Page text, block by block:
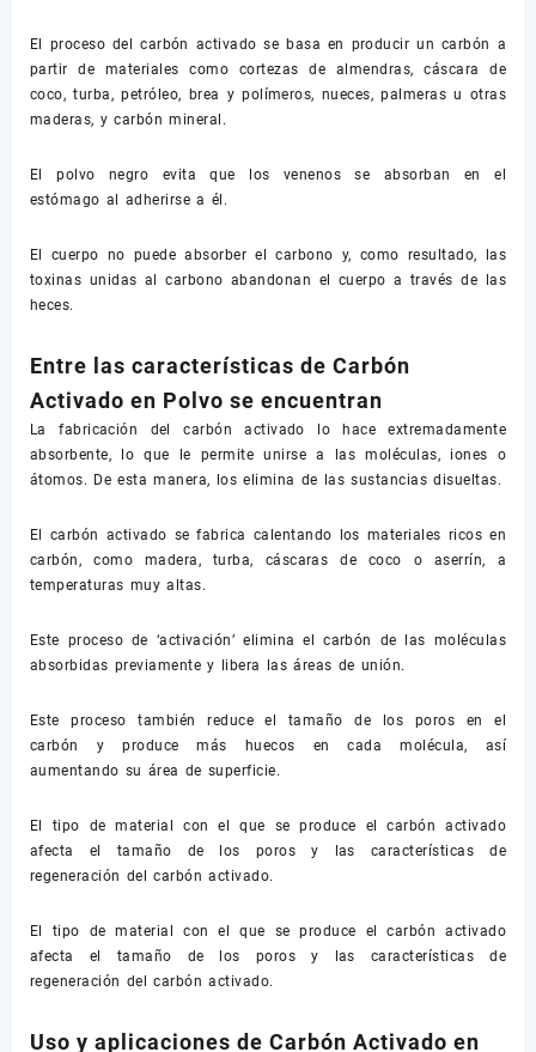
El proceso del carbón activado se basa en producir un carbón a
partir de materiales como cortezas de almendras, cáscara de
coco, turba, petróleo, brea y polímeros, nueces, palmeras u otras
maderas, y carbón mineral.
El polvo negro evita que los venenos se absorban en el
estómago al adherirse a él.
El cuerpo no puede absorber el carbono y, como resultado, las
toxinas unidas al carbono abandonan el cuerpo a través de las
heces.
Entre las características de Carbón
Activado en Polvo se encuentran
La fabricación del carbón activado lo hace extremadamente
absorbente, lo que le permite unirse a las moléculas, iones o
átomos. De esta manera, los elimina de las sustancias disueltas.
El carbón activado se fabrica calentando los materiales ricos en
carbón, como madera, turba, cáscaras de coco o aserrín, a
temperaturas muy altas.
Este proceso de ‘activación’ elimina el carbón de las moléculas
absorbidas previamente y libera las áreas de unión.
Este proceso también reduce el tamaño de los poros en el
carbón y produce más huecos en cada molécula, así
aumentando su área de superficie.
El tipo de material con el que se produce el carbón activado
afecta el tamaño de los poros y las características de
regeneración del carbón activado.
El tipo de material con el que se produce el carbón activado
afecta el tamaño de los poros y las características de
regeneración del carbón activado.
Uso y aplicaciones de Carbón Activado en